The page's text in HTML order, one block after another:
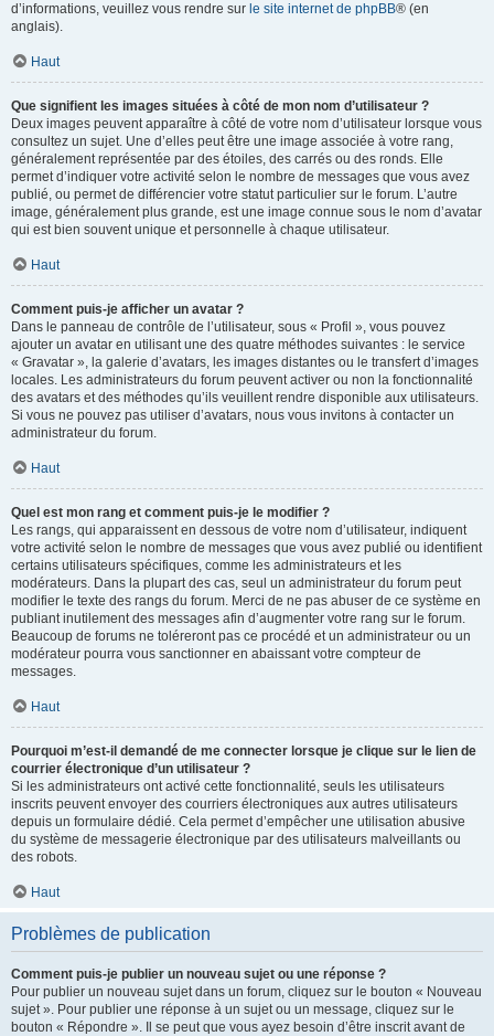
d’informations, veuillez vous rendre sur le site internet de phpBB® (en
anglais).
Haut
Que signifient les images situées à côté de mon nom d’utilisateur ?
Deux images peuvent apparaître à côté de votre nom d’utilisateur lorsque vous
consultez un sujet. Une d’elles peut être une image associée à votre rang,
généralement représentée par des étoiles, des carrés ou des ronds. Elle
permet d’indiquer votre activité selon le nombre de messages que vous avez
publié, ou permet de différencier votre statut particulier sur le forum. L’autre
image, généralement plus grande, est une image connue sous le nom d’avatar
qui est bien souvent unique et personnelle à chaque utilisateur.
Haut
Comment puis-je afficher un avatar ?
Dans le panneau de contrôle de l’utilisateur, sous « Profil », vous pouvez
ajouter un avatar en utilisant une des quatre méthodes suivantes : le service
« Gravatar », la galerie d’avatars, les images distantes ou le transfert d’images
locales. Les administrateurs du forum peuvent activer ou non la fonctionnalité
des avatars et des méthodes qu’ils veuillent rendre disponible aux utilisateurs.
Si vous ne pouvez pas utiliser d’avatars, nous vous invitons à contacter un
administrateur du forum.
Haut
Quel est mon rang et comment puis-je le modifier ?
Les rangs, qui apparaissent en dessous de votre nom d’utilisateur, indiquent
votre activité selon le nombre de messages que vous avez publié ou identifient
certains utilisateurs spécifiques, comme les administrateurs et les
modérateurs. Dans la plupart des cas, seul un administrateur du forum peut
modifier le texte des rangs du forum. Merci de ne pas abuser de ce système en
publiant inutilement des messages afin d’augmenter votre rang sur le forum.
Beaucoup de forums ne toléreront pas ce procédé et un administrateur ou un
modérateur pourra vous sanctionner en abaissant votre compteur de
messages.
Haut
Pourquoi m’est-il demandé de me connecter lorsque je clique sur le lien de
courrier électronique d’un utilisateur ?
Si les administrateurs ont activé cette fonctionnalité, seuls les utilisateurs
inscrits peuvent envoyer des courriers électroniques aux autres utilisateurs
depuis un formulaire dédié. Cela permet d’empêcher une utilisation abusive
du système de messagerie électronique par des utilisateurs malveillants ou
des robots.
Haut
Problèmes de publication
Comment puis-je publier un nouveau sujet ou une réponse ?
Pour publier un nouveau sujet dans un forum, cliquez sur le bouton « Nouveau
sujet ». Pour publier une réponse à un sujet ou un message, cliquez sur le
bouton « Répondre ». Il se peut que vous ayez besoin d’être inscrit avant de